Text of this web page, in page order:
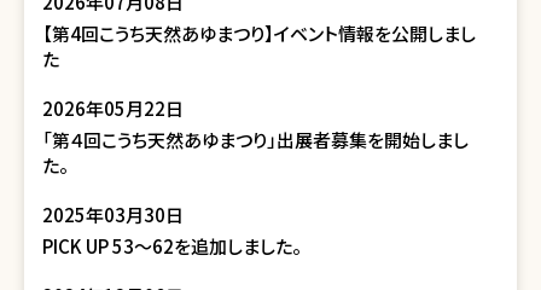
【第4回こうち天然あゆまつり】イベント情報を公開しまし
た
2026年05月22日
「第４回こうち天然あゆまつり」出展者募集を開始しまし
た。
2025年03月30日
PICK UP 53〜62を追加しました。